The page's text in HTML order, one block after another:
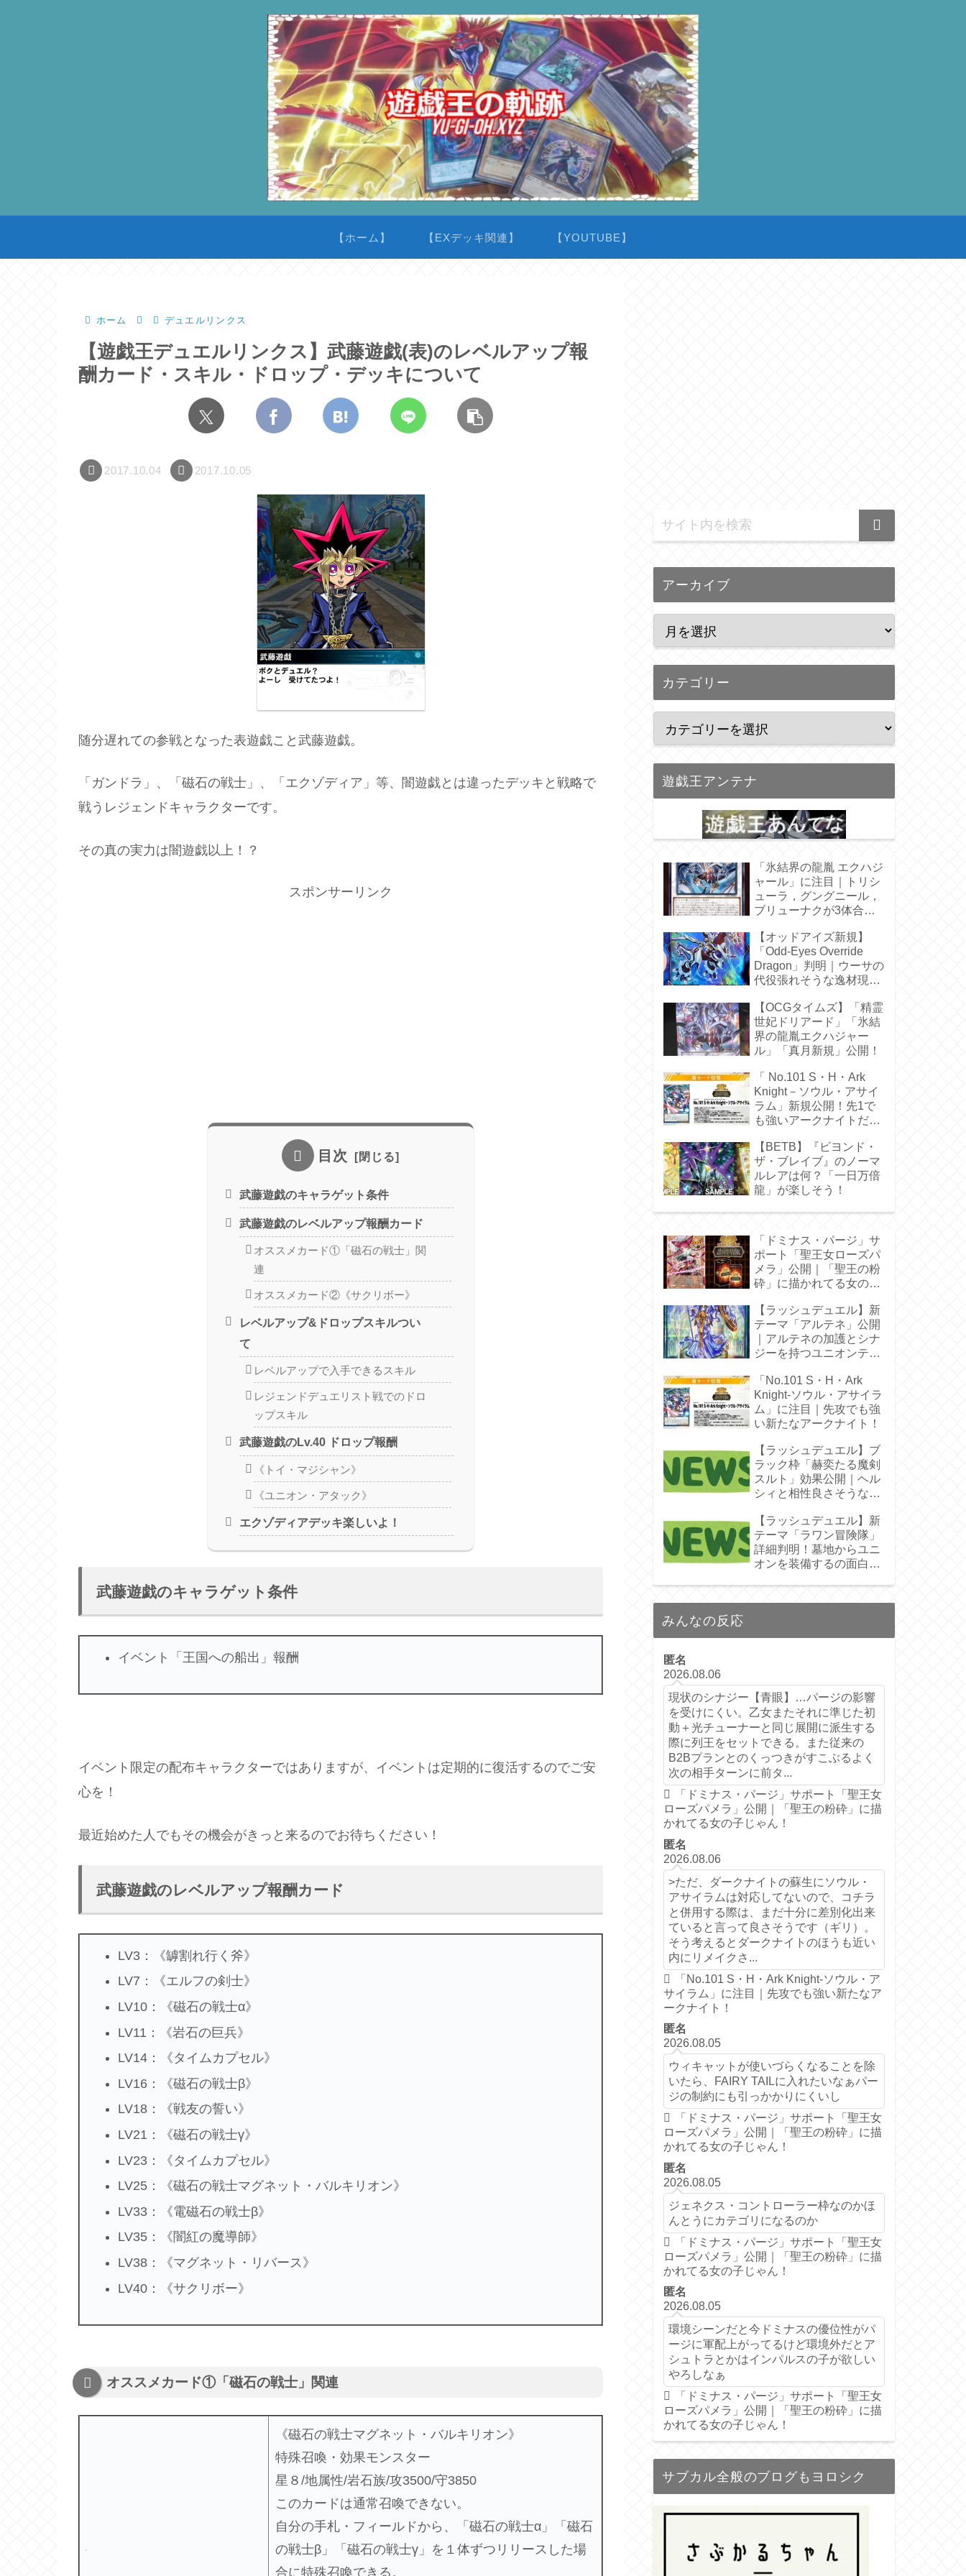
【ホーム】 【EXデッキ関連】 【YOUTUBE】
ホーム デュエルリンクス
【遊戯王デュエルリンクス】武藤遊戯(表)のレベルアップ報
酬カード・スキル・ドロップ・デッキについて
2017.10.04 2017.10.05
随分遅れての参戦となった表遊戯こと武藤遊戯。
「ガンドラ」、「磁石の戦士」、「エクゾディア」等、闇遊戯とは違ったデッキと戦略で
戦うレジェンドキャラクターです。
その真の実力は闇遊戯以上！？
スポンサーリンク
目次
武藤遊戯のキャラゲット条件
武藤遊戯のレベルアップ報酬カード
オススメカード①「磁石の戦士」関
連
オススメカード②《サクリボー》
レベルアップ&ドロップスキルつい
て
レベルアップで入手できるスキル
レジェンドデュエリスト戦でのドロ
ップスキル
武藤遊戯のLv.40 ドロップ報酬
《トイ・マジシャン》
《ユニオン・アタック》
エクゾディアデッキ楽しいよ！
武藤遊戯のキャラゲット条件
イベント「王国への船出」報酬
イベント限定の配布キャラクターではありますが、イベントは定期的に復活するのでご安
心を！
最近始めた人でもその機会がきっと来るのでお待ちください！
武藤遊戯のレベルアップ報酬カード
LV3：《罅割れ行く斧》
LV7：《エルフの剣士》
LV10：《磁石の戦士α》
LV11：《岩石の巨兵》
LV14：《タイムカプセル》
LV16：《磁石の戦士β》
LV18：《戦友の誓い》
LV21：《磁石の戦士γ》
LV23：《タイムカプセル》
LV25：《磁石の戦士マグネット・バルキリオン》
LV33：《電磁石の戦士β》
LV35：《闇紅の魔導師》
LV38：《マグネット・リバース》
LV40：《サクリボー》
オススメカード①「磁石の戦士」関連
《磁石の戦士マグネット・バルキリオン》
特殊召喚・効果モンスター
星８/地属性/岩石族/攻3500/守3850
このカードは通常召喚できない。
自分の手札・フィールドから、「磁石の戦士α」「磁石
の戦士β」「磁石の戦士γ」を１体ずつリリースした場
合に特殊召喚できる。
アーカイブ
カテゴリー
遊戯王アンテナ
「氷結界の龍胤 エクハジ
ャール」に注目｜トリシ
ューラ，グングニール，
ブリューナクが3体合
【オッドアイズ新規】
「Odd-Eyes Override
Dragon」判明｜ウーサの
代役張れそうな逸材現
【OCGタイムズ】「精霊
世妃ドリアード」「氷結
界の龍胤エクハジャー
ル」「真月新規」公開！
「 No.101 S・H・Ark
Knight－ソウル・アサイ
ラム」新規公開！先1で
も強いアークナイトだ
【BETB】『ビヨンド・
ザ・ブレイブ』のノーマ
ルレアは何？「一日万倍
龍」が楽しそう！
「ドミナス・パージ」サ
ポート「聖王女ローズパ
メラ」公開｜「聖王の粉
砕」に描かれてる女の子
【ラッシュデュエル】新
テーマ「アルテネ」公開
｜アルテネの加護とシナ
ジーを持つユニオンテー
「No.101 S・H・Ark
Knight-ソウル・アサイラ
ム」に注目｜先攻でも強
い新たなアークナイト！
【ラッシュデュエル】ブ
ラック枠「赫奕たる魔剣
スルト」効果公開｜ヘル
シィと相性良さそうなレ
【ラッシュデュエル】新
テーマ「ラワン冒険隊」
詳細判明！墓地からユニ
オンを装備するの面白そ
みんなの反応
匿名
2026.08.06
現状のシナジー【青眼】…パージの影響
を受けにくい。乙女またそれに準じた初
動＋光チューナーと同じ展開に派生する
際に列王をセットできる。また従来の
B2Bプランとのくっつきがすこぶるよく
次の相手ターンに前タ...
「ドミナス・パージ」サポート「聖王女
ローズパメラ」公開｜「聖王の粉砕」に描
かれてる女の子じゃん！
匿名
2026.08.06
>ただ、ダークナイトの蘇生にソウル・
アサイラムは対応してないので、コチラ
と併用する際は、まだ十分に差別化出来
ていると言って良さそうです（ギリ）。
そう考えるとダークナイトのほうも近い
内にリメイクさ...
「No.101 S・H・Ark Knight-ソウル・ア
サイラム」に注目｜先攻でも強い新たなア
ークナイト！
匿名
2026.08.05
ウィキャットが使いづらくなることを除
いたら、FAIRY TAILに入れたいなぁパー
ジの制約にも引っかかりにくいし
「ドミナス・パージ」サポート「聖王女
ローズパメラ」公開｜「聖王の粉砕」に描
かれてる女の子じゃん！
匿名
2026.08.05
ジェネクス・コントローラー枠なのかほ
んとうにカテゴリになるのか
「ドミナス・パージ」サポート「聖王女
ローズパメラ」公開｜「聖王の粉砕」に描
かれてる女の子じゃん！
匿名
2026.08.05
環境シーンだと今ドミナスの優位性がパ
ージに軍配上がってるけど環境外だとア
シュトラとかはインパルスの子が欲しい
やろしなぁ
「ドミナス・パージ」サポート「聖王女
ローズパメラ」公開｜「聖王の粉砕」に描
かれてる女の子じゃん！
サブカル全般のブログもヨロシク